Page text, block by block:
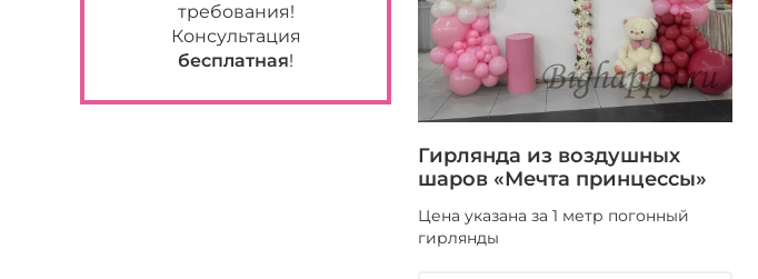
требования!
Консультация
бесплатная!
Гирлянда из воздушных
шаров «Мечта принцессы»
Цена указана за 1 метр погонный
гирлянды